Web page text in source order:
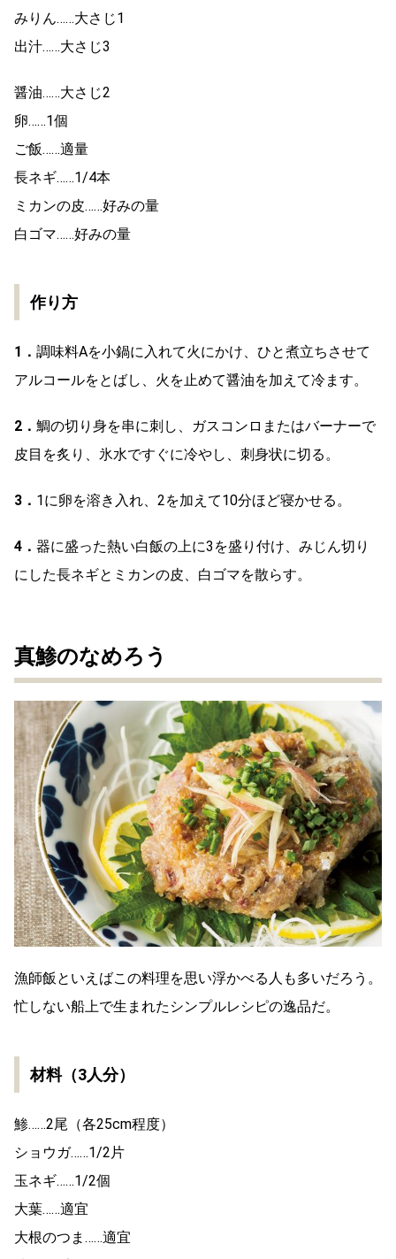
みりん……大さじ1
出汁……大さじ3
醤油……大さじ2
卵……1個
ご飯……適量
長ネギ……1/4本
ミカンの皮……好みの量
白ゴマ……好みの量
作り方
1． 調味料Aを小鍋に入れて火にかけ、ひと煮立ちさせて
アルコールをとばし、火を止めて醤油を加えて冷ます。
2． 鯛の切り身を串に刺し、ガスコンロまたはバーナーで
皮目を炙り、氷水ですぐに冷やし、刺身状に切る。
3． 1に卵を溶き入れ、2を加えて10分ほど寝かせる。
4． 器に盛った熱い白飯の上に3を盛り付け、みじん切り
にした長ネギとミカンの皮、白ゴマを散らす。
真鯵のなめろう
漁師飯といえばこの料理を思い浮かべる人も多いだろう。
忙しない船上で生まれたシンプルレシピの逸品だ。
材料（3人分）
鯵……2尾（各25cm程度）
ショウガ……1/2片
玉ネギ……1/2個
大葉……適宜
大根のつま……適宜